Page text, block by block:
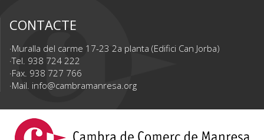
CONTACTE
Muralla del carme 17-23 2a planta (Edifici Can Jorba)
Tel. 938 724 222
Fax. 938 727 766
Mail. info@cambramanresa.org